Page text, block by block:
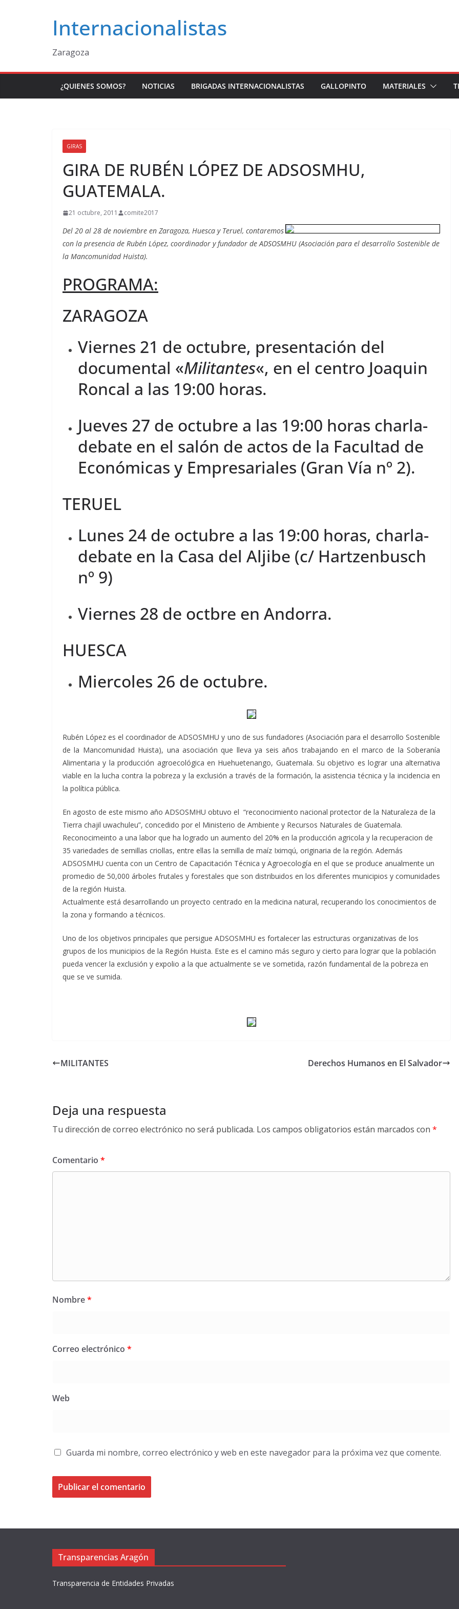
Internacionalistas
Zaragoza
¿QUIENES SOMOS? NOTICIAS BRIGADAS INTERNACIONALISTAS GALLOPINTO MATERIALES
GIRAS
GIRA DE RUBÉN LÓPEZ DE ADSOSMHU,
GUATEMALA.
21 octubre, 2011 comite2017
Del 20 al 28 de noviembre en Zaragoza, Huesca y Teruel, contaremos
con la presencia de Rubén López, coordinador y fundador de ADSOSMHU (Asociación para el desarrollo Sostenible de
la Mancomunidad Huista).
PROGRAMA:
ZARAGOZA
Viernes 21 de octubre, presentación del
documental «Militantes«, en el centro Joaquin
Roncal a las 19:00 horas.
Jueves 27 de octubre a las 19:00 horas charla-
debate en el salón de actos de la Facultad de
Económicas y Empresariales (Gran Vía nº 2).
TERUEL
Lunes 24 de octubre a las 19:00 horas, charla-
debate en la Casa del Aljibe (c/ Hartzenbusch
nº 9)
Viernes 28 de octbre en Andorra.
HUESCA
Miercoles 26 de octubre.
Rubén López es el coordinador de ADSOSMHU y uno de sus fundadores (Asociación para el desarrollo Sostenible
de la Mancomunidad Huista), una asociación que lleva ya seis años trabajando en el marco de la Soberanía
Alimentaria y la producción agroecológica en Huehuetenango, Guatemala. Su objetivo es lograr una alternativa
viable en la lucha contra la pobreza y la exclusión a través de la formación, la asistencia técnica y la incidencia en
la política pública.
En agosto de este mismo año ADSOSMHU obtuvo el “reconocimiento nacional protector de la Naturaleza de la
Tierra chajil uwachuleu”, concedido por el Ministerio de Ambiente y Recursos Naturales de Guatemala.
Reconocimeinto a una labor que ha logrado un aumento del 20% en la producción agricola y la recuperacion de
35 variedades de semillas criollas, entre ellas la semilla de maíz Iximqú, originaria de la región. Además
ADSOSMHU cuenta con un Centro de Capacitación Técnica y Agroecología en el que se produce anualmente un
promedio de 50,000 árboles frutales y forestales que son distribuidos en los diferentes municipios y comunidades
de la región Huista.
Actualmente está desarrollando un proyecto centrado en la medicina natural, recuperando los conocimientos de
la zona y formando a técnicos.
Uno de los objetivos principales que persigue ADSOSMHU es fortalecer las estructuras organizativas de los
grupos de los municipios de la Región Huista. Este es el camino más seguro y cierto para lograr que la población
pueda vencer la exclusión y expolio a la que actualmente se ve sometida, razón fundamental de la pobreza en
que se ve sumida.
MILITANTES Derechos Humanos en El Salvador
Deja una respuesta
Tu dirección de correo electrónico no será publicada. Los campos obligatorios están marcados con *
Comentario *
Nombre*
Correo electrónico *
Web
Guarda mi nombre, correo electrónico y web en este navegador para la próxima vez que comente.
Transparencias Aragón
Transparencia de Entidades Privadas